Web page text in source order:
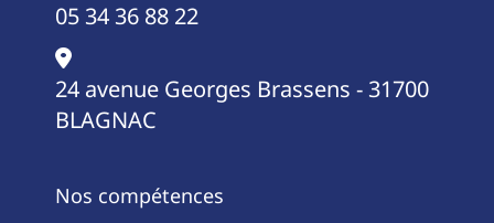
05 34 36 88 22
24 avenue Georges Brassens - 31700
BLAGNAC
Nos compétences